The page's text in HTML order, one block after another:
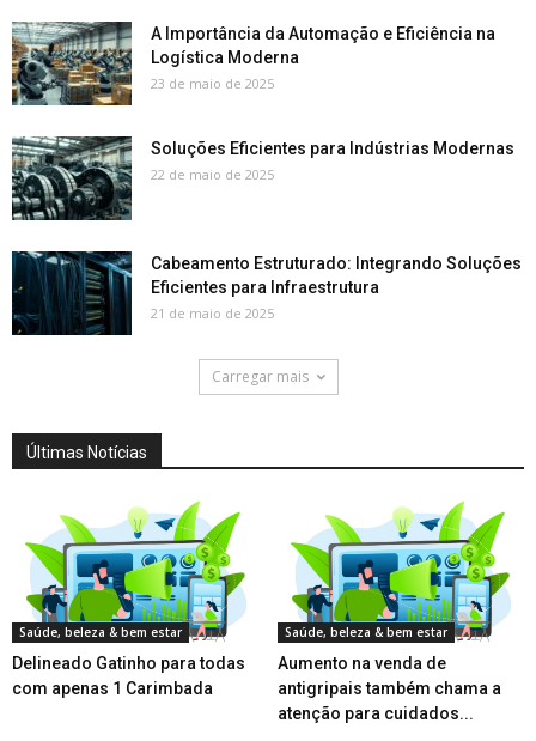
A Importância da Automação e Eficiência na
Logística Moderna
23 de maio de 2025
Soluções Eficientes para Indústrias Modernas
22 de maio de 2025
Cabeamento Estruturado: Integrando Soluções
Eficientes para Infraestrutura
21 de maio de 2025
Carregar mais
Últimas Notícias
Saúde, beleza & bem estar
Delineado Gatinho para todas
com apenas 1 Carimbada
Saúde, beleza & bem estar
Aumento na venda de
antigripais também chama a
atenção para cuidados...